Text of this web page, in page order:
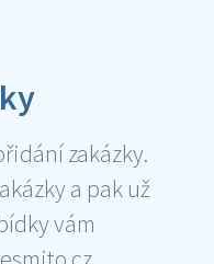
zakázky.
a pak už
vám